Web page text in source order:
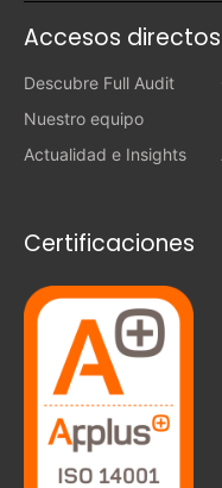
Accesos directos
Descubre Full Audit
Nuestro equipo
Actualidad e Insights
Certificaciones